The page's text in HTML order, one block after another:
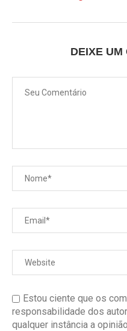
DEIXE UM
Estou ciente que os
responsabilidade dos
qualquer instância a